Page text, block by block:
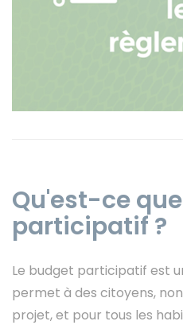
Qu'est-ce
participatif ?
Le budget participatif est
permet à des citoyens,
projet, et pour tous les